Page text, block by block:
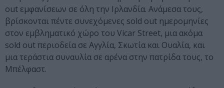
out εμφανίσεων σε όλη την Ιρλανδία. Ανάμεσα τους,
βρίσκονται πέντε συνεχόμενες sold out ημερομηνίες
στον εμβληματικό χώρο του Vicar Street, μια ακόμα
sold out περιοδεία σε Αγγλία, Σκωτία και Ουαλία, και
μια τεράστια συναυλία σε αρένα στην πατρίδα τους, το
Μπέλφαστ.